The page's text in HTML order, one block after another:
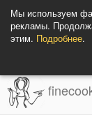
Мы используем
рекламы.
этим. Подробнее.